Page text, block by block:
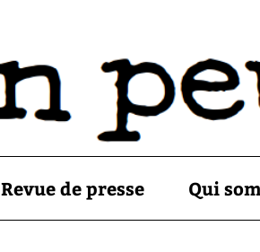
Revue de presse Qui